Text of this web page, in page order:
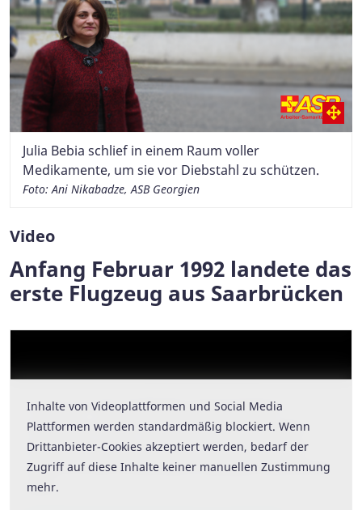
Julia Bebia schlief in einem Raum voller
Medikamente, um sie vor Diebstahl zu schützen.
Foto: Ani Nikabadze, ASB Georgien
Video
Anfang Februar 1992 landete das
erste Flugzeug aus Saarbrücken
Inhalte von Videoplattformen und Social Media
Plattformen werden standardmäßig blockiert. Wenn
Drittanbieter-Cookies akzeptiert werden, bedarf der
Zugriff auf diese Inhalte keiner manuellen Zustimmung
mehr.
Inhalte von Videoplattformen und Social Media
Plattformen werden standardmäßig blockiert. Wenn
Drittanbieter-Cookies akzeptiert werden, bedarf der
Zugriff auf diese Inhalte keiner manuellen Zustimmung
mehr.